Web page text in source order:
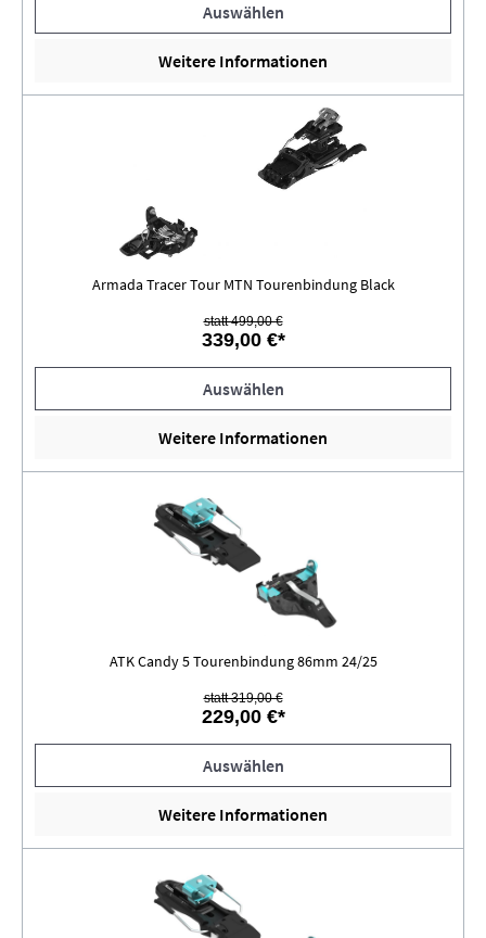
Auswählen
Weitere Informationen
Armada Tracer Tour MTN Tourenbindung Black
statt 499,00 €
339,00 €*
Auswählen
Weitere Informationen
ATK Candy 5 Tourenbindung 86mm 24/25
statt 319,00 €
229,00 €*
Auswählen
Weitere Informationen